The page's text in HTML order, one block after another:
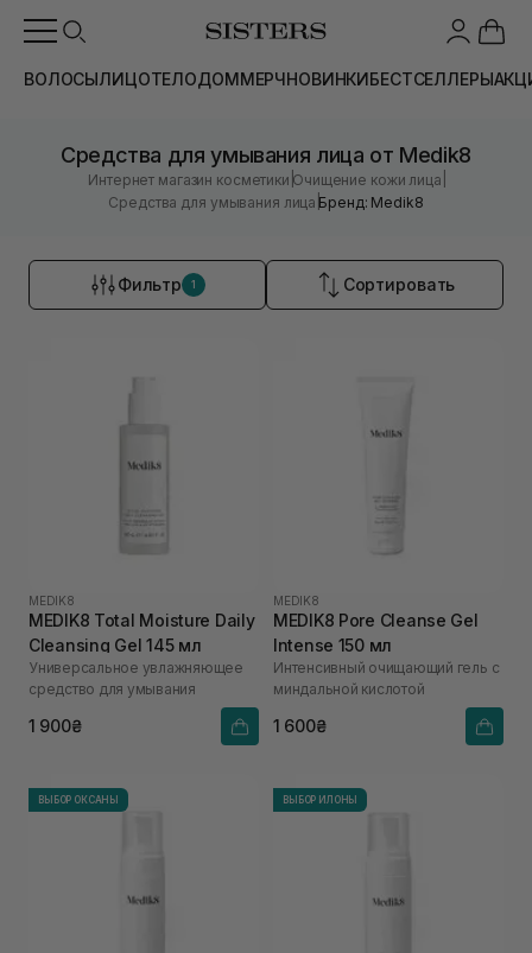
ВОЛОСЫЛИЦОТЕЛОДОММЕРЧНОВИНКИБЕСТСЕЛЛЕРЫ
Средства для умывания лица от Medik8
Интернет магазин косметики |Очищение кожи лица
Средства для умывания лица |Бренд: Medik8
Фильтр 1 Сортировать
MEDIK8
MEDIK8 Total Moisture Daily
Cleansing Gel 145 мл
Универсальное увлажняющее
средство для умывания
1 900₴
MEDIK8
MEDIK8 Pore Cleanse Gel
Intense 150 мл
Интенсивный очищающий гель с
миндальной кислотой
1 600₴
ВЫБОР ОКСАНЫ ВЫБОР ИЛОНЫ